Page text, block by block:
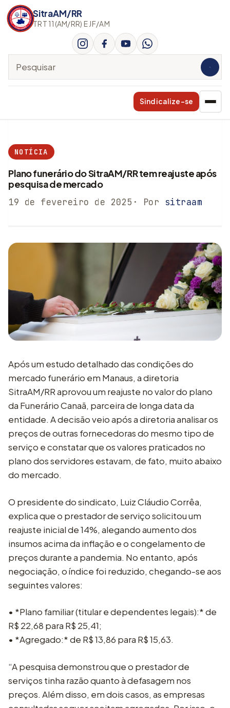
SitraAM/RR
TRT 11(AM/RR) E JF/AM
Pesquisar no site
Sindicalize-se
NOTÍCIA
Plano funerário do SitraAM/RR tem reajuste após
pesquisa de mercado
19 de fevereiro de 2025 · Por sitraam
Após um estudo detalhado das condições do
mercado funerário em Manaus, a diretoria
SitraAM/RR aprovou um reajuste no valor do plano
da Funerário Canaã, parceira de longa data da
entidade. A decisão veio após a diretoria analisar os
preços de outras fornecedoras do mesmo tipo de
serviço e constatar que os valores praticados no
plano dos servidores estavam, de fato, muito abaixo
do mercado.
O presidente do sindicato, Luiz Cláudio Corrêa,
explica que o prestador de serviço solicitou um
reajuste inicial de 14%, alegando aumento dos
insumos acima da inflação e o congelamento de
preços durante a pandemia. No entanto, após
negociação, o índice foi reduzido, chegando-se aos
seguintes valores:
• *Plano familiar (titular e dependentes legais):* de
R$ 22,68 para R$ 25,41;
• *Agregado:* de R$ 13,86 para R$ 15,63.
“A pesquisa demonstrou que o prestador de
serviços tinha razão quanto à defasagem nos
preços. Além disso, em dois casos, as empresas